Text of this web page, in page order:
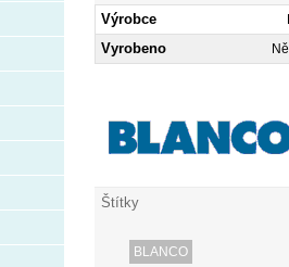
Výrobce
Vyrobeno
Štítky
BLANCO